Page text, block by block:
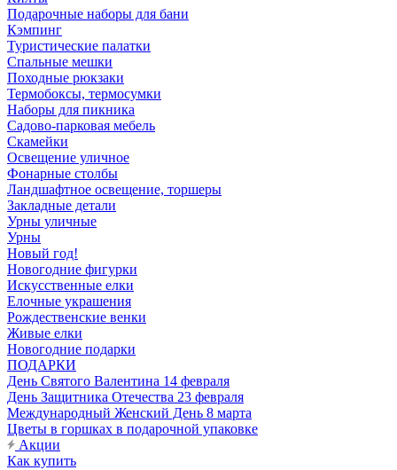
Подарочные наборы для бани
Кэмпинг
Туристические палатки
Спальные мешки
Походные рюкзаки
Термобоксы, термосумки
Наборы для пикника
Садово-парковая мебель
Скамейки
Освещение уличное
Фонарные столбы
Ландшафтное освещение, торшеры
Закладные детали
Урны уличные
Урны
Новый год!
Новогодние фигурки
Искусственные елки
Елочные украшения
Рождественские венки
Живые елки
Новогодние подарки
ПОДАРКИ
День Святого Валентина 14 февраля
День Защитника Отечества 23 февраля
Международный Женский День 8 марта
Цветы в горшках в подарочной упаковке
Акции
Как купить